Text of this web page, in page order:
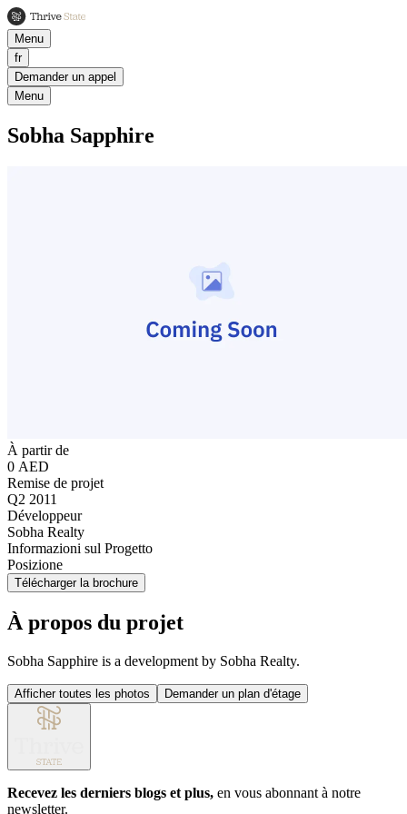
Menu
fr
Demander un appel
Menu
Sobha Sapphire
À partir de
0 AED
Remise de projet
Q2 2011
Développeur
Sobha Realty
Informazioni sul Progetto
Posizione
Télécharger la brochure
À propos du projet
Sobha Sapphire is a development by Sobha Realty.
Afficher toutes les photos Demander un plan d'étage
Recevez les derniers blogs et plus, en vous abonnant à notre
newsletter.